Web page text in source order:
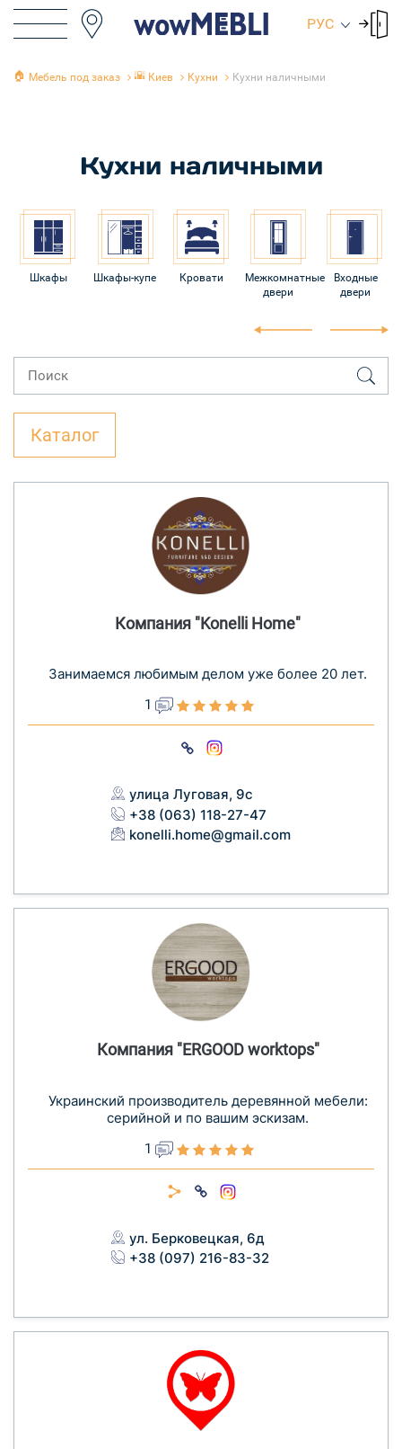
РУС
🏠 Мебель под заказ 🌇 Киев Кухни Кухни наличными
Кухни наличными
Шкафы Шкафы-купе Кровати
Межкомнатные
двери
Входные
двери
Каталог
Компания "Konelli Home"
Занимаемся любимым делом уже более 20 лет.
1
улица Луговая, 9с
+38 (063) 118-27-47
konelli.home@gmail.com
Компания "ERGOOD worktops"
Украинский производитель деревянной мебели:
серийной и по вашим эскизам.
1
ул. Берковецкая, 6д
+38 (097) 216-83-32